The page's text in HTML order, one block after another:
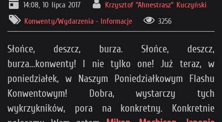
14:08, 10 lipca 2017
Krzysztof "Ahnestrasz" Kuczyński
Konwenty/Wydarzenia - Informacje
3256
Słońce, deszcz, burza. Słońce, deszcz,
burza...konwenty! I nie tylko one! Już teraz, w
poniedziałek, w Naszym Poniedziałkowym Flashu
Konwentowym! Dobra, wystarczy tych
wykrzykników, pora na konkretny. Konkretnie